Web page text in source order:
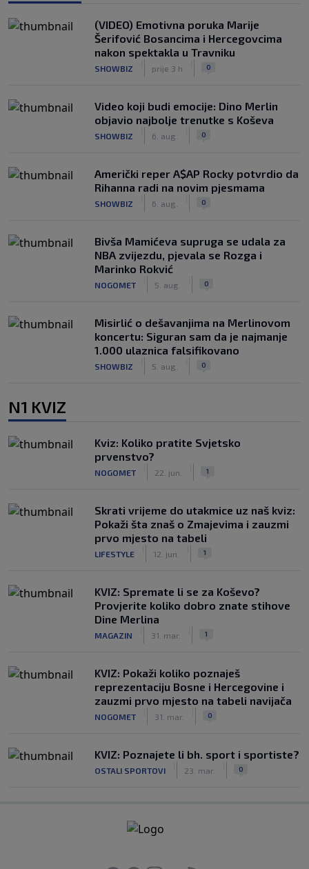
(VIDEO) Emotivna poruka Marije
Šerifović Bosancima i Hercegovcima
nakon spektakla u Travniku
SHOWBIZ prije 3 h 0
Video koji budi emocije: Dino Merlin
objavio najbolje trenutke s Koševa
SHOWBIZ 6. aug. 0
Američki reper A$AP Rocky potvrdio da
Rihanna radi na novim pjesmama
SHOWBIZ 6. aug. 0
Bivša Mamićeva supruga se udala za
NBA zvijezdu, pjevala se Rozga i
Marinko Rokvić
NOGOMET 5. aug. 0
Misirlić o dešavanjima na Merlinovom
koncertu: Siguran sam da je najmanje
1.000 ulaznica falsifikovano
SHOWBIZ 5. aug. 0
N1 KVIZ
Kviz: Koliko pratite Svjetsko
prvenstvo?
NOGOMET 22. jun. 1
Skrati vrijeme do utakmice uz naš kviz:
Pokaži šta znaš o Zmajevima i zauzmi
prvo mjesto na tabeli
LIFESTYLE 12. jun. 1
KVIZ: Spremate li se za Koševo?
Provjerite koliko dobro znate stihove
Dine Merlina
MAGAZIN 31. mar. 1
KVIZ: Pokaži koliko poznaješ
reprezentaciju Bosne i Hercegovine i
zauzmi prvo mjesto na tabeli navijača
NOGOMET 31. mar. 0
KVIZ: Poznajete li bh. sport i sportiste?
OSTALI SPORTOVI 23. mar. 0